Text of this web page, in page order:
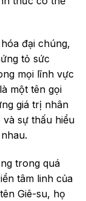
đại chúng,
tỏ sức
mọi lĩnh vực
một tên gọi
giá trị nhân
sự thấu hiểu
trong quá
tâm linh của
Giê-su, họ